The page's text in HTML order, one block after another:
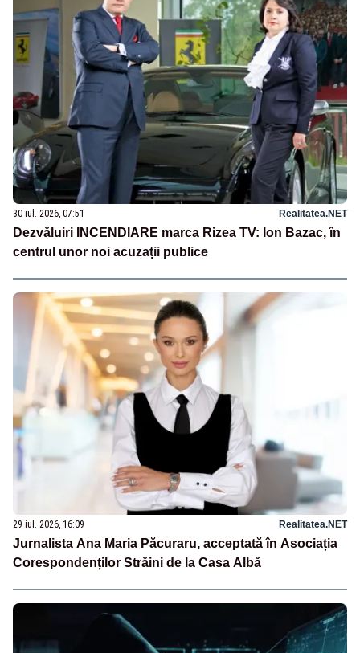
30 iul. 2026, 07:51 Realitatea.NET
Dezvăluiri INCENDIARE marca Rizea TV: Ion Bazac, în
centrul unor noi acuzații publice
29 iul. 2026, 16:09 Realitatea.NET
Jurnalista Ana Maria Păcuraru, acceptată în Asociația
Corespondenților Străini de la Casa Albă